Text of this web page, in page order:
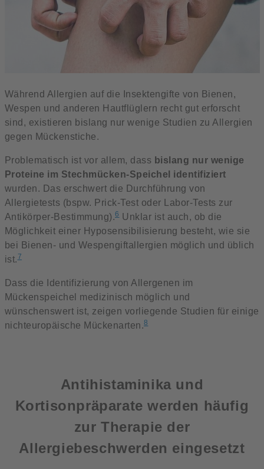
Während Allergien auf die Insektengifte von Bienen,
Wespen und anderen Hautflüglern recht gut erforscht
sind, existieren bislang nur wenige Studien zu Allergien
gegen Mückenstiche.
Problematisch ist vor allem, dass bislang nur wenige
Proteine im Stechmücken-Speichel identifiziert
wurden. Das erschwert die Durchführung von
Allergietests (bspw. Prick-Test oder Labor-Tests zur
Antikörper-Bestimmung).6Unklar ist auch, ob die
Möglichkeit einer Hyposensibilisierung besteht, wie sie
bei Bienen- und Wespengiftallergien möglich und üblich
ist.7
Dass die Identifizierung von Allergenen im
Mückenspeichel medizinisch möglich und
wünschenswert ist, zeigen vorliegende Studien für einige
nichteuropäische Mückenarten.8
Antihistaminika und
Kortisonpräparate werden häufig
zur Therapie der
Allergiebeschwerden eingesetzt